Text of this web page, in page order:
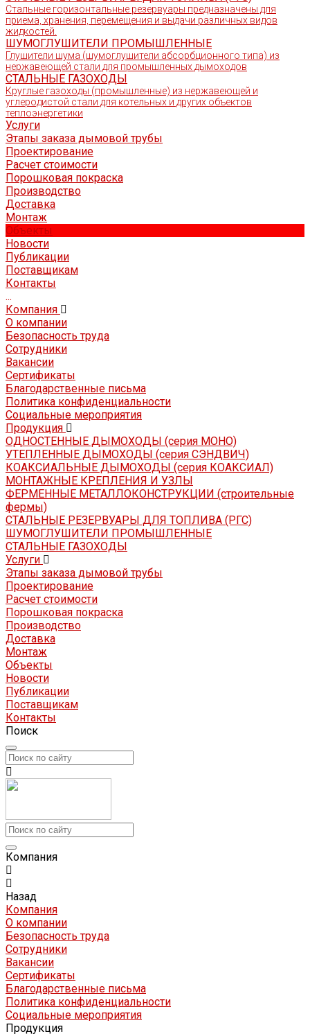
Стальные горизонтальные резервуары предназначены для
приема, хранения, перемещения и выдачи различных видов
жидкостей.
ШУМОГЛУШИТЕЛИ ПРОМЫШЛЕННЫЕ
Глушители шума (шумоглушители абсорбционного типа) из
нержавеющей стали для промышленных дымоходов
СТАЛЬНЫЕ ГАЗОХОДЫ
Круглые газоходы (промышленные) из нержавеющей и
углеродистой стали для котельных и других объектов
теплоэнергетики
Услуги
Этапы заказа дымовой трубы
Проектирование
Расчет стоимости
Порошковая покраска
Производство
Доставка
Монтаж
Объекты
Новости
Публикации
Поставщикам
Контакты
...
Компания
О компании
Безопасность труда
Сотрудники
Вакансии
Сертификаты
Благодарственные письма
Политика конфиденциальности
Социальные мероприятия
Продукция
ОДНОСТЕННЫЕ ДЫМОХОДЫ (серия МОНО)
УТЕПЛЕННЫЕ ДЫМОХОДЫ (серия СЭНДВИЧ)
КОАКСИАЛЬНЫЕ ДЫМОХОДЫ (серия КОАКСИАЛ)
МОНТАЖНЫЕ КРЕПЛЕНИЯ И УЗЛЫ
ФЕРМЕННЫЕ МЕТАЛЛОКОНСТРУКЦИИ (строительные
фермы)
СТАЛЬНЫЕ РЕЗЕРВУАРЫ ДЛЯ ТОПЛИВА (РГС)
ШУМОГЛУШИТЕЛИ ПРОМЫШЛЕННЫЕ
СТАЛЬНЫЕ ГАЗОХОДЫ
Услуги
Этапы заказа дымовой трубы
Проектирование
Расчет стоимости
Порошковая покраска
Производство
Доставка
Монтаж
Объекты
Новости
Публикации
Поставщикам
Контакты
Поиск
Компания
Назад
Компания
О компании
Безопасность труда
Сотрудники
Вакансии
Сертификаты
Благодарственные письма
Политика конфиденциальности
Социальные мероприятия
Продукция